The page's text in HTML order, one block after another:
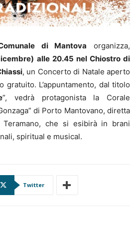
di Mantova organizza,
alle 20.45 nel Chiostro di
, un Concerto di Natale aperto
L’appuntamento, dal titolo
”, vedrà protagonista la Corale
di Porto Mantovano, diretta
Teramano, che si esibirà in brani
spiritual e musical.
Twitter